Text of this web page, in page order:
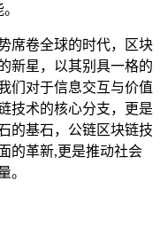
席卷全球的时代，区块
新星，以其别具一格的
们对于信息交互与价值
技术的核心分支，更是
的基石，公链区块链技
的革新,更是推动社会
。